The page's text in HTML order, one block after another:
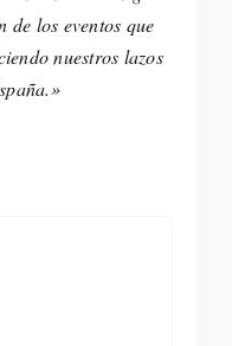
de los eventos que
nuestros lazos